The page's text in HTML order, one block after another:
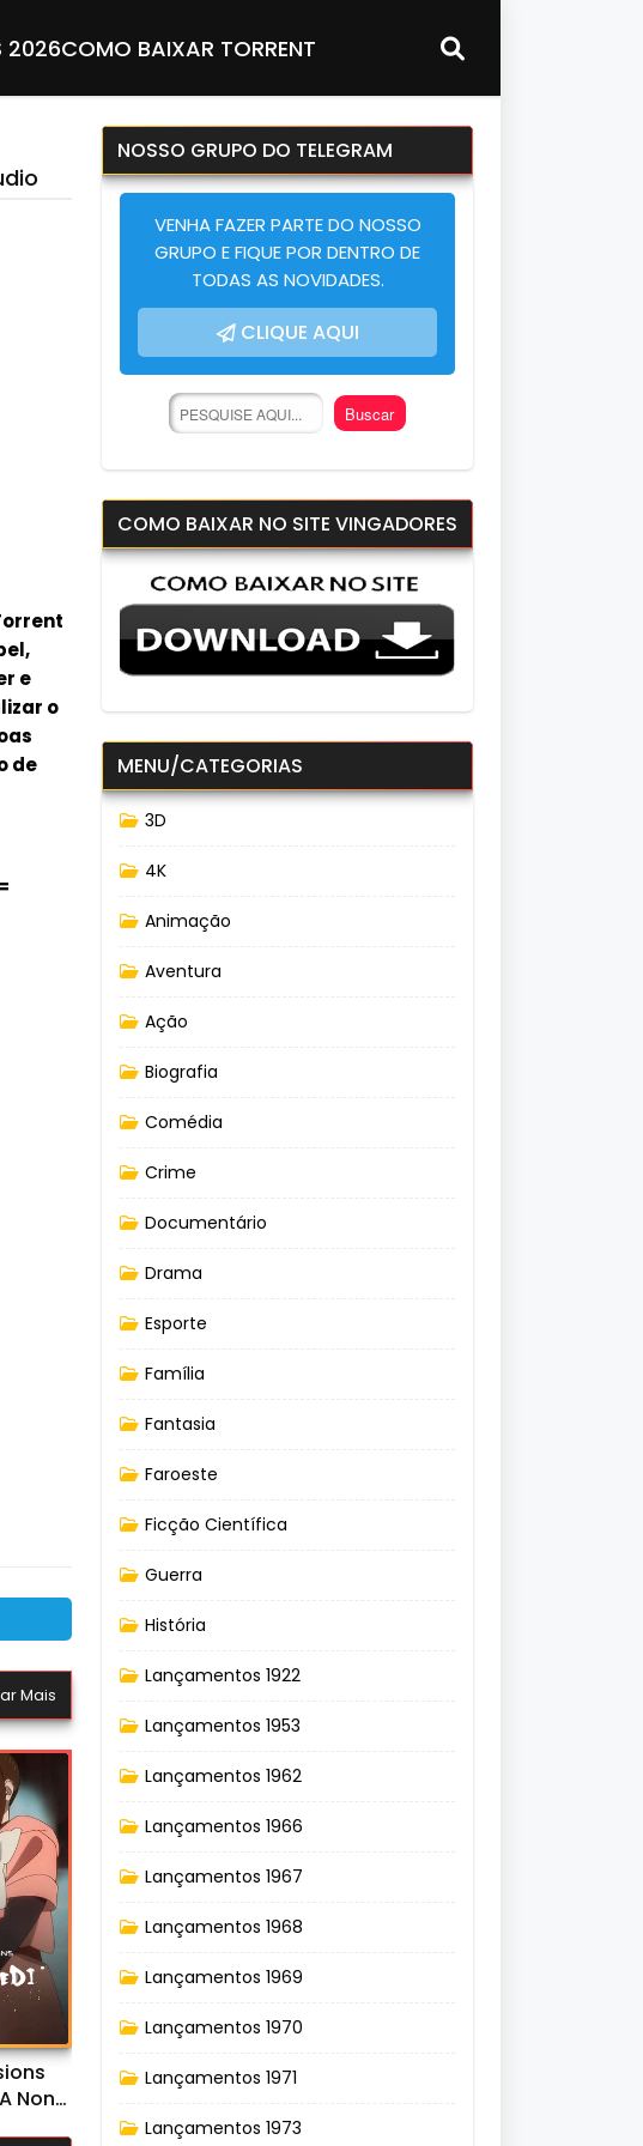
2026COMO BAIXAR TORRENT
e
o
de
Mais
Nona
NOSSO GRUPO DO TELEGRAM
VENHA FAZER PARTE DO NOSSO
GRUPO E FIQUE POR DENTRO DE
TODAS AS NOVIDADES.
CLIQUE AQUI
COMO BAIXAR NO SITE VINGADORES
MENU/CATEGORIAS
3D
4K
Animação
Aventura
Ação
Biografia
Comédia
Crime
Documentário
Drama
Esporte
Família
Fantasia
Faroeste
Ficção Científica
Guerra
História
Lançamentos 1922
Lançamentos 1953
Lançamentos 1962
Lançamentos 1966
Lançamentos 1967
Lançamentos 1968
Lançamentos 1969
Lançamentos 1970
Lançamentos 1971
Lançamentos 1973